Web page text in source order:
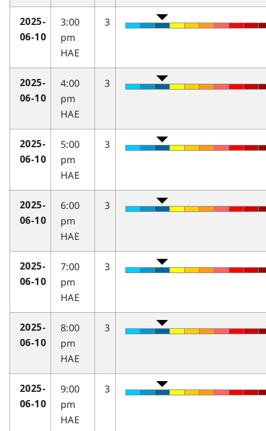
2025-
06-10
3:00
pm
HAE
3
2025-
06-10
4:00
pm
HAE
3
2025-
06-10
5:00
pm
HAE
3
2025-
06-10
6:00
pm
HAE
3
2025-
06-10
7:00
pm
HAE
3
2025-
06-10
8:00
pm
HAE
3
2025-
06-10
9:00
pm
HAE
3